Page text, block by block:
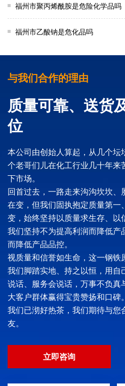
福州市聚丙烯酰胺是危险化学品吗
福州市乙酸钠是危化品吗
与我们合作的理由
质量可靠、送货
位
本公司由创始人算起，从几个
个老哥们儿在化工行业几十年来
下市场。
回首过去，一路走来沟沟坎坎
在变，但我们固执抱定质量第一
变，始终坚持以质量求生存、以
我们坚持不为提高利润而降低
而降低产品品控。
视质量和信誉如生命，这一钢铁
我们脚踏实地、持之以恒，用自
说话、服务会说话，万事不负
大客户群体赢得宝贵赞扬和口碑。
我们已沏好热茶，我们期待与您
友。
立即咨询